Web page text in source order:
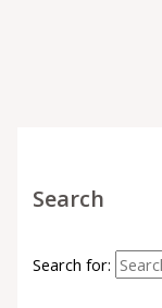
Search
Search for: